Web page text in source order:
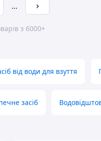
...
з 6000+
від води для взуття
засіб